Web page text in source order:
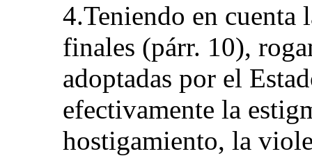
4.Teniendo en cuenta
finales (párr. 10),
adoptadas por el
efectivamente la
hostigamiento, la